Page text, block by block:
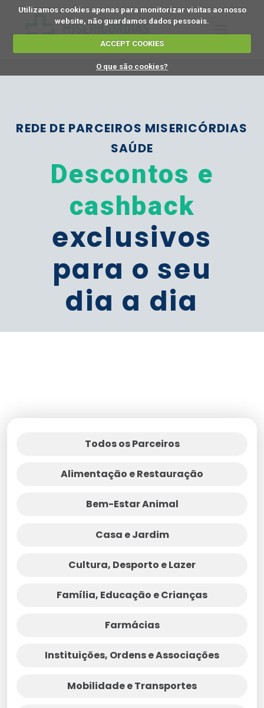
Utilizamos cookies apenas para monitorizar visitas ao nosso
website, não guardamos dados pessoais.
ACCEPT COOKIES
O que são cookies?
REDE DE PARCEIROS MISERICÓRDIAS
SAÚDE
Descontos e
cashback
exclusivos
para o seu
dia a dia
Todos os Parceiros
Alimentação e Restauração
Bem-Estar Animal
Casa e Jardim
Cultura, Desporto e Lazer
Família, Educação e Crianças
Farmácias
Instituições, Ordens e Associações
Mobilidade e Transportes